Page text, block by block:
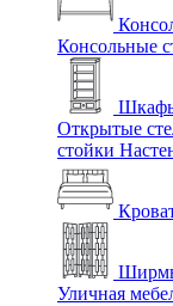
Консольные
Открытые
стойки
Уличная